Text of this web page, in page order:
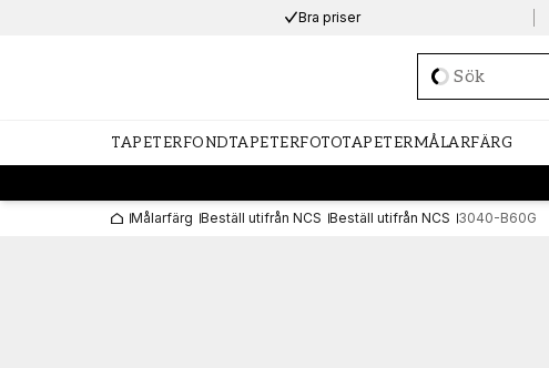
Bra priser
Loading…
TAPETERFONDTAPETERFOTOTAPETERMÅLARFÄRG
Målarfärg Beställ utifrån NCS Beställ utifrån NCS 3040-B60G